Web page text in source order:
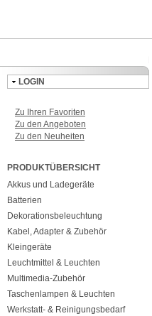
LOGIN
Zu Ihren Favoriten
Zu den Angeboten
Zu den Neuheiten
PRODUKTÜBERSICHT
Akkus und Ladegeräte
Batterien
Dekorationsbeleuchtung
Kabel, Adapter & Zubehör
Kleingeräte
Leuchtmittel & Leuchten
Multimedia-Zubehör
Taschenlampen & Leuchten
Werkstatt- & Reinigungsbedarf